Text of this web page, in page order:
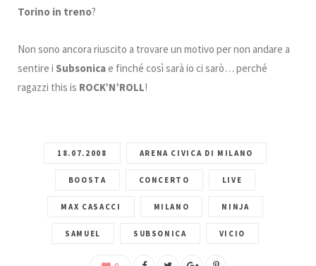
Torino in treno?
Non sono ancora riuscito a trovare un motivo per non andare a
sentire i Subsonicae finché così sarà io ci sarò… perché
ragazzi this is ROCK’N’ROLL!
18.07.2008 ARENA CIVICA DI MILANO
BOOSTA CONCERTO LIVE
MAX CASACCI MILANO NINJA
SAMUEL SUBSONICA VICIO